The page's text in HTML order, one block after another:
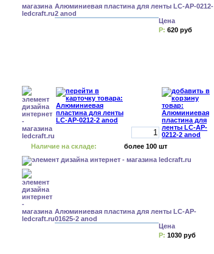
Алюминиевая пластина для ленты LC-AP-0212-
2 anod
Цена
Р: 620 руб
Наличие на складе: более 100 шт
Алюминиевая пластина для ленты LC-AP-
01625-2 anod
Цена
Р: 1030 руб